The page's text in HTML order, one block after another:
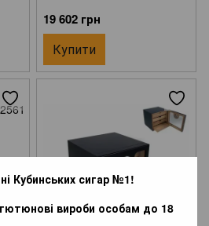
Кубинських сигар №1!
вироби особам до 18
19 602 грн
Купити